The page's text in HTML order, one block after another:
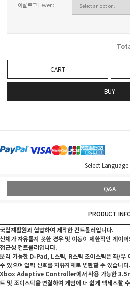
아날로그 Lever :
CART
BUY
Select Language
Q&A
PRODUCT INFO
국립재활원과 협업하여 제작한 컨트롤러입니다.
신체가 자유롭지 못한 경우 및 이동이 제한적인 게이
접근성 컨트롤러입니다.
분리 가능한 D-Pad, L스틱, R스틱 조이스틱은 좌/우
수 있으며 입력 신호를 자유자재로 변환할 수 있습니다.
Xbox Adaptive Controller에서 사용 가능한
트 및 조이스틱을 연결하여 게임에 더 쉽게 액세스할